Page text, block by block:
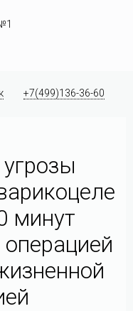
+7(499)136-36-60
минут